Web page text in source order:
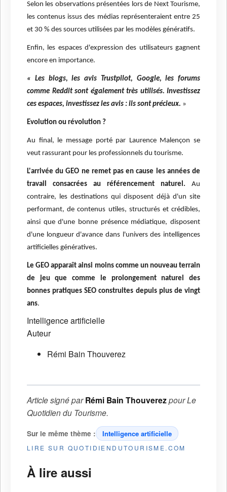
Selon les observations présentées lors de Next Tourisme,
les contenus issus des médias représenteraient entre 25
et 30 % des sources utilisées par les modèles génératifs.
Enfin, les espaces d'expression des utilisateurs gagnent
encore en importance.
« Les blogs, les avis Trustpilot, Google, les forums
comme Reddit sont également très utilisés. Investissez
ces espaces, investissez les avis : ils sont précieux. »
Evolution ou révolution ?
Au final, le message porté par Laurence Malençon se
veut rassurant pour les professionnels du tourisme.
L'arrivée du GEO ne remet pas en cause les années de
travail consacrées au référencement naturel. Au
contraire, les destinations qui disposent déjà d'un site
performant, de contenus utiles, structurés et crédibles,
ainsi que d'une bonne présence médiatique, disposent
d'une longueur d'avance dans l'univers des intelligences
artificielles génératives.
Le GEO apparaît ainsi moins comme un nouveau terrain
de jeu que comme le prolongement naturel des
bonnes pratiques SEO construites depuis plus de vingt
ans.
Intelligence artificielle
Auteur
Rémi Bain Thouverez
Article signé parRémi Bain ThouverezpourLe
Quotidien du Tourisme.
Sur le même thème : Intelligence artificielle
LIRE SUR QUOTIDIENDUTOURISME.COM
À lire aussi